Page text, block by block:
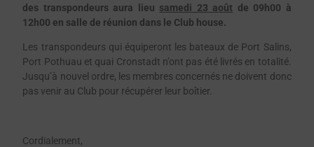
des transpondeurs aura lieu samedi 23 août de 09h00 à
12h00 en salle de réunion dans le Club house.
Les transpondeurs qui équiperont les bateaux de Port Salins,
Port Pothuau et quai Cronstadt n’ont pas été livrés en totalité.
Jusqu’à nouvel ordre, les membres concernés ne doivent donc
pas venir au Club pour récupérer leur boîtier.
Cordialement,